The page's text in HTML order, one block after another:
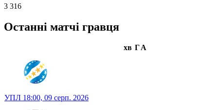
3 316
Останні матчі гравця
хв ГА
УПЛ 18:00, 09 серп. 2026